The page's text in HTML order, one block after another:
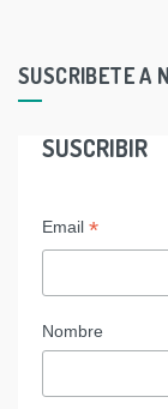
SUSCRIBETE A
SUSCRIBIR
Email *
Nombre